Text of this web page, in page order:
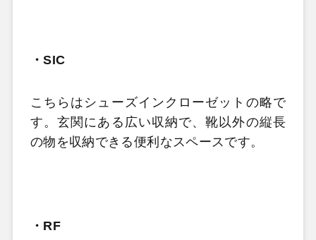
・SIC
こちらはシューズインクローゼットの略で
す。玄関にある広い収納で、靴以外の縦長
の物を収納できる便利なスペースです。
・ RF